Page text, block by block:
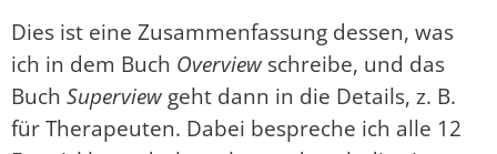
Dies ist eine Zusammenfassung dessen, was
ich in dem Buch Overview schreibe, und das
Buch Superview geht dann in die Details, z. B.
für Therapeuten. Dabei bespreche ich alle 12